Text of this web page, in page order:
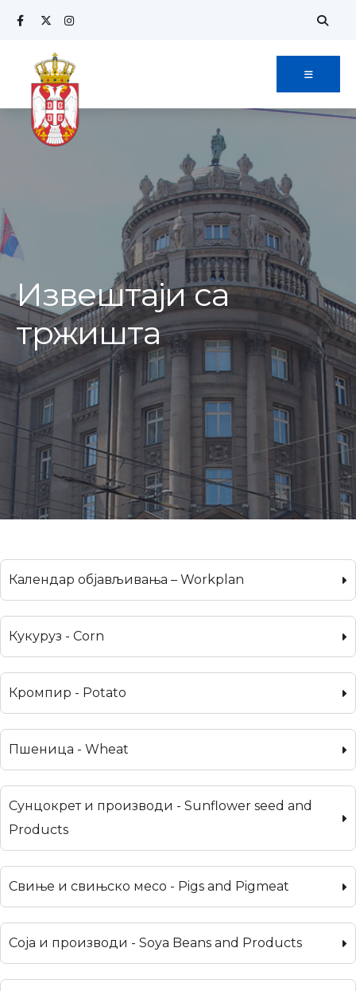
Извештаји са
тржишта
Календар објављивања – Workplan
Кукуруз - Corn
Кромпир - Potato
Пшеница - Wheat
Сунцокрет и производи - Sunflower seed and
Products
Свиње и свињско месо - Pigs and Pigmeat
Соја и производи - Soya Beans and Products